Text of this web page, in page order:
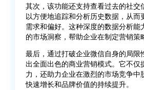
其次，该功能还支持查看过去的社交
以方便地追踪和分析历史数据，从而
需求和偏好。这种深度的数据分析能
的市场洞察，帮助企业在制定营销策
最后，通过打破企业微信自身的局限
出全面出色的商业营销模式。它不仅
力，还助力企业在激烈的市场竞争中
快速增长和品牌价值的持续提升。